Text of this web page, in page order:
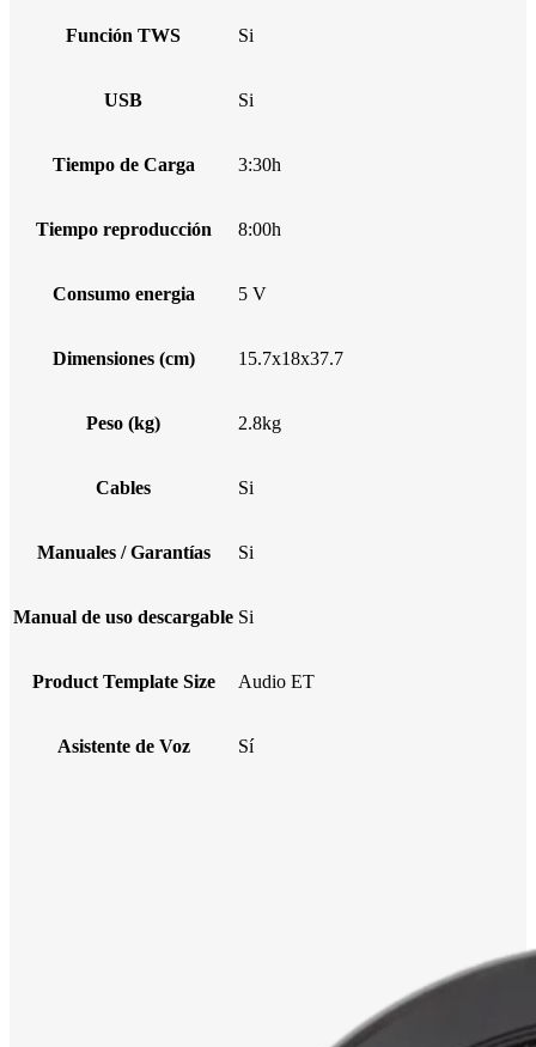
Función TWS Si
USB Si
Tiempo de Carga 3:30h
Tiempo reproducción 8:00h
Consumo energia 5 V
Dimensiones (cm) 15.7x18x37.7
Peso (kg) 2.8kg
Cables Si
Manuales / Garantías Si
Manual de uso descargable Si
Product Template Size Audio ET
Asistente de Voz Sí